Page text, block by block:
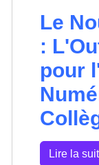
Le
:
pour
Lire la